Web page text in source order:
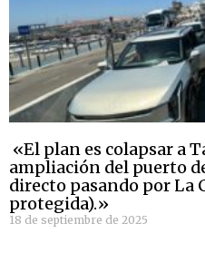
«El plan es colapsar a
ampliación del puerto
directo pasando por La
protegida).»
18 de septiembre de 2025